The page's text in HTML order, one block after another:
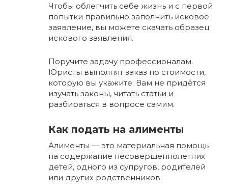
Чтобы облегчить себе жизнь и с первой
попытки правильно заполнить исковое
заявление, вы можете скачать образец
искового заявления.
Поручите задачу профессионалам.
Юристы выполнят заказ по стоимости,
которую вы укажите. Вам не придётся
изучать законы, читать статьи и
разбираться в вопросе самим.
Как подать на алименты
Алименты — это материальная помощь
на содержание несовершеннолетних
детей, одного из супругов, родителей
или других родственников.